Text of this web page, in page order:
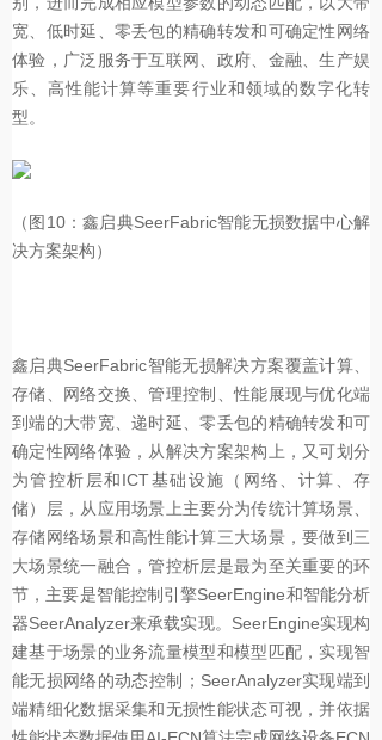
宽、低时延、零丢包的精确转发和可确定性网络
体验，广泛服务于互联网、政府、金融、生产娱
乐、高性能计算等重要行业和领域的数字化转
型。
（图10：鑫启典SeerFabric智能无损数据中心解
决方案架构）
鑫启典SeerFabric智能无损解决方案覆盖计算、
存储、网络交换、管理控制、性能展现与优化端
到端的大带宽、递时延、零丢包的精确转发和可
确定性网络体验，从解决方案架构上，又可划分
为管控析层和ICT基础设施（网络、计算、存
储）层，从应用场景上主要分为传统计算场景、
存储网络场景和高性能计算三大场景，要做到三
大场景统一融合，管控析层是最为至关重要的环
节，主要是智能控制引擎SeerEngine和智能分析
器SeerAnalyzer来承载实现。SeerEngine实现构
建基于场景的业务流量模型和模型匹配，实现智
能无损网络的动态控制；SeerAnalyzer实现端到
端精细化数据采集和无损性能状态可视，并依据